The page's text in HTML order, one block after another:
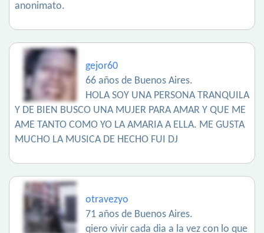
anonimato.
gejor60
66 años de Buenos Aires.
HOLA SOY UNA PERSONA TRANQUILA
Y DE BIEN BUSCO UNA MUJER PARA AMAR Y QUE ME
AME TANTO COMO YO LA AMARIA A ELLA. ME GUSTA
MUCHO LA MUSICA DE HECHO FUI DJ
otravezyo
71 años de Buenos Aires.
qiero vivir cada dia a la vez con lo que